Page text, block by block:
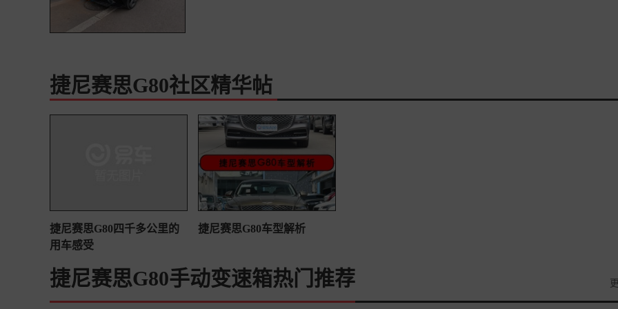
捷尼赛思G80社区精华帖
捷尼赛思G80四千多公里的
用车感受
捷尼赛思G80车型解析
捷尼赛思G80手动变速箱热门推荐